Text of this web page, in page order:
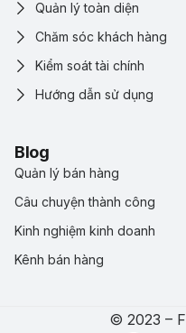
Quản lý toàn diện
Chăm sóc khách hàng
Kiểm soát tài chính
Hướng dẫn sử dụng
Blog
Quản lý bán hàng
Câu chuyện thành công
Kinh nghiệm kinh doanh
Kênh bán hàng
© 2023 –